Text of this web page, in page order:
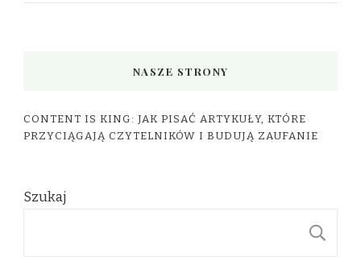
NASZE STRONY
CONTENT IS KING: JAK PISAĆ ARTYKUŁY, KTÓRE
PRZYCIĄGAJĄ CZYTELNIKÓW I BUDUJĄ ZAUFANIE
Szukaj